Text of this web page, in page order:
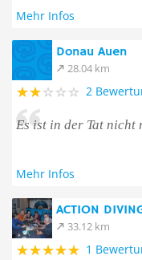
Mehr Infos
Donau Auen
28.04 km
2
Es ist in der Tat nicht
Mehr Infos
ACTION
33.12 km
1